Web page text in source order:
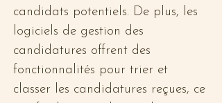
candidats potentiels. De plus, les
logiciels de gestion des
candidatures offrent des
fonctionnalités pour trier et
classer les candidatures reçues, ce